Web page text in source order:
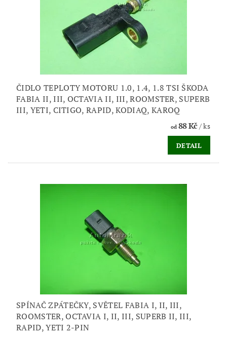
ČIDLO TEPLOTY MOTORU 1.0, 1.4, 1.8 TSI ŠKODA
FABIA II, III, OCTAVIA II, III, ROOMSTER, SUPERB
III, YETI, CITIGO, RAPID, KODIAQ, KAROQ
od88 Kč/ ks
DETAIL
SPÍNAČ ZPÁTEČKY, SVĚTEL FABIA I, II, III,
ROOMSTER, OCTAVIA I, II, III, SUPERB II, III,
RAPID, YETI 2-PIN